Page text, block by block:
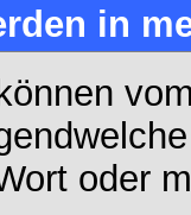
in
oder